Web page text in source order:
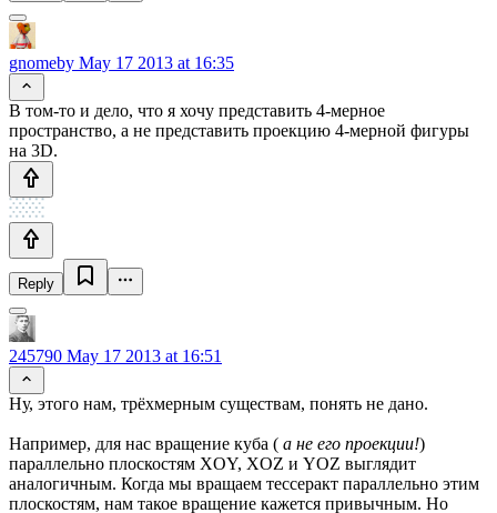
gnomeby May 17 2013 at 16:35
В том-то и дело, что я хочу представить 4-мерное
пространство, а не представить проекцию 4-мерной фигуры
на 3D.
Reply
245790 May 17 2013 at 16:51
Ну, этого нам, трёхмерным существам, понять не дано.
Например, для нас вращение куба ( а не его проекции!)
параллельно плоскостям XOY, XOZ и YOZ выглядит
аналогичным. Когда мы вращаем тессеракт параллельно этим
плоскостям, нам такое вращение кажется привычным. Но